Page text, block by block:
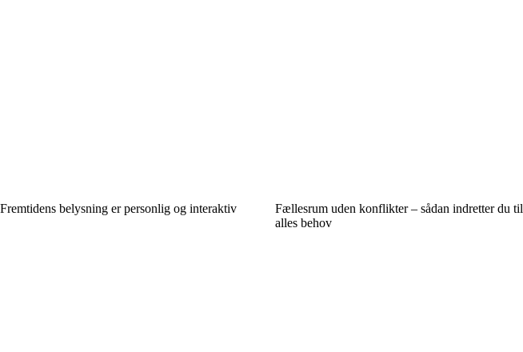
Fremtidens belysning er personlig og interaktiv
Fællesrum uden konflikter – sådan indretter du til
alles behov